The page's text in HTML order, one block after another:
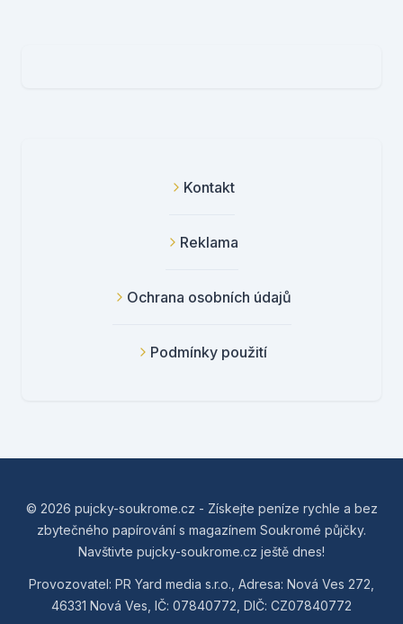
Kontakt
Reklama
Ochrana osobních údajů
Podmínky použití
© 2026 pujcky-soukrome.cz - Získejte peníze rychle a bez
zbytečného papírování s magazínem Soukromé půjčky.
Navštivte pujcky-soukrome.cz ještě dnes!
Provozovatel: PR Yard media s.r.o., Adresa: Nová Ves 272,
46331 Nová Ves, IČ: 07840772, DIČ: CZ07840772